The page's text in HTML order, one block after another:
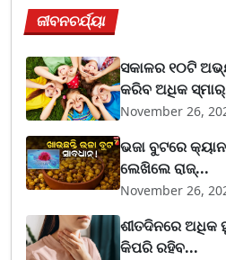
ଜୀବନଚର୍ଯ୍ୟା
ସକାଳର ୧୦ଟି
କରିବ ଅଧିକ
November 26,
ଭଜା ବୁଟରେ
ଲେଖିଲେ ରାଜ୍...
November 26,
ଶୀତଦିନରେ ଅଧିକ
କିପରି ରହିବ...